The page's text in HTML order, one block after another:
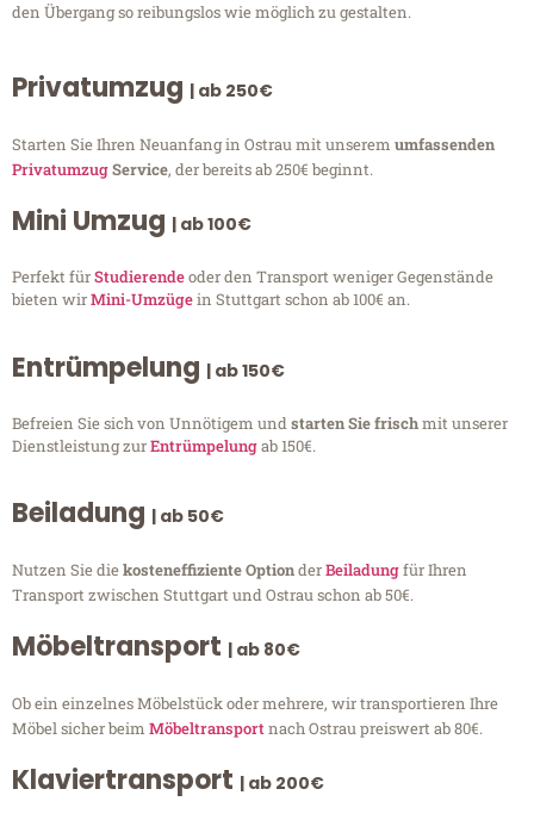
den Übergang so reibungslos wie möglich zu gestalten.
Privatumzug | ab 250€
Starten Sie Ihren Neuanfang in Ostrau mit unserem umfassenden
PrivatumzugService, der bereits ab 250€ beginnt.
Mini Umzug | ab 100€
Perfekt fürStudierendeoder den Transport weniger Gegenstände
bieten wirMini-Umzügein Stuttgart schon ab 100€ an.
Entrümpelung | ab 150€
Befreien Sie sich von Unnötigem undstarten Sie frischmit unserer
Dienstleistung zurEntrümpelungab 150€.
Beiladung | ab 50€
Nutzen Sie diekosteneffiziente OptionderBeiladungfür Ihren
Transport zwischen Stuttgart und Ostrau schon ab 50€.
Möbeltransport | ab 80€
Ob ein einzelnes Möbelstück oder mehrere, wir transportieren Ihre
Möbel sicher beim Möbeltransportnach Ostrau preiswert ab 80€.
Klaviertransport | ab 200€